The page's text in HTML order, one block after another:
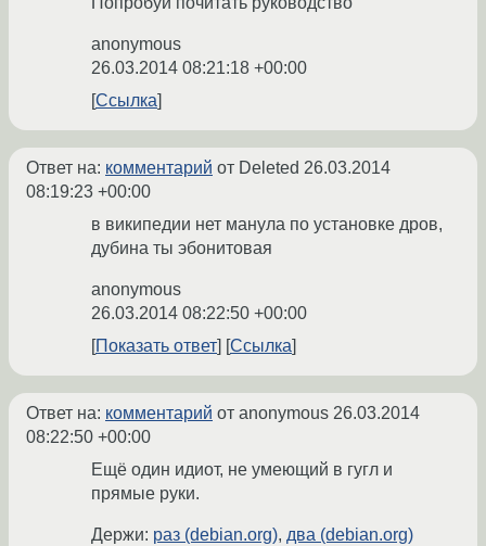
anonymous
26.03.2014 08:21:18 +00:00
Ссылка
Ответ на: комментарий от Deleted 26.03.2014
08:19:23 +00:00
в википедии нет манула по установке дров,
дубина ты эбонитовая
anonymous
26.03.2014 08:22:50 +00:00
Показать ответ
Ссылка
Ответ на: комментарий от anonymous 26.03.2014
08:22:50 +00:00
Ещё один идиот, не умеющий в гугл и
прямые руки.
Держи: раз (debian.org), два (debian.org)